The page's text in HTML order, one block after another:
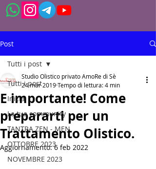
Post
Tutti i post
Inizia
La tua community
TANTRA ZEN - MEN
OTTOBRE 2023
NOVEMBRE 2023
Tutti i post
E importante! Come
prepararti per un
Trattamento Olistico.
Studio Olistico privato AmoRe di Sè
24 mar 2019Tempo di lettura: 4 min
Aggiornamento:6 feb 2022